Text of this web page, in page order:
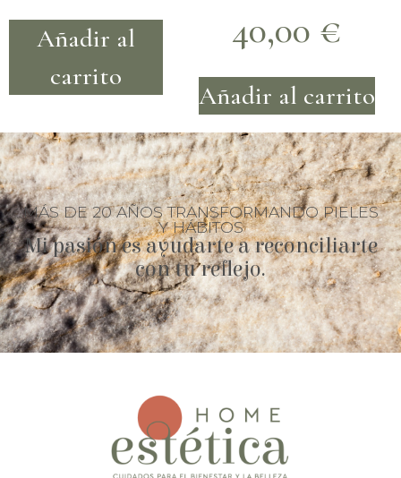
Añadir al
carrito
40,00 €
Añadir al carrito
MÁS DE 20 AÑOS TRANSFORMANDO PIELES
Y HÁBITOS
Mi pasión es ayudarte a reconciliarte
con tu reflejo.